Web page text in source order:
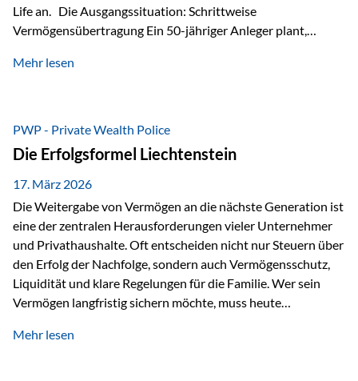
Life an. Die Ausgangssituation: Schrittweise
Vermögensübertragung Ein 50-jähriger Anleger plant,
der steuerliche Freibetrag optimal genutzt werden, sondern
strukturierte, langfristige Vermögensübertragung, ohne die
Kontrolle vollständig aus der Hand zu geben. Die Lösung:
Abschmelzung mit Vetorecht Die Umsetzung erfolgt über die
Private Wealth Police…
Mehr lesen
PWP - Private Wealth Police
Die Erfolgsformel Liechtenstein
17. März 2026
Die Weitergabe von Vermögen an die nächste Generation ist
eine der zentralen Herausforderungen vieler Unternehmer
und Privathaushalte. Oft entscheiden nicht nur Steuern über
den Erfolg der Nachfolge, sondern auch Vermögensschutz,
Liquidität und klare Regelungen für die Familie. Wer sein
Vermögen langfristig sichern möchte, muss heute
„Erfolgsformel Liechtenstein“, herausgegeben und verfasst
Mehr lesen